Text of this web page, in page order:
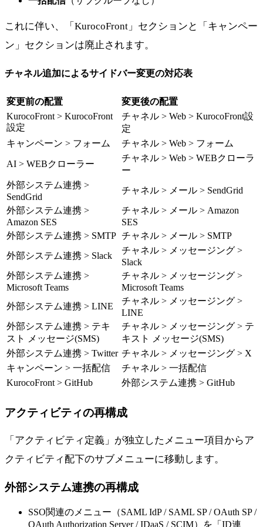
これに伴い、「KurocoFront」セクションと「キャンペー
ン」セクションは廃止されます。
チャネル追加によるサイドバー変更の対応表
変更前の配置
変更後の配置
KurocoFront > KurocoFront
設定
チャネル > Web > KurocoFront設
定
キャンペーン > フォーム
チャネル > Web > フォーム
AI > WEBクローラー
チャネル > Web > WEBクローラ
ー
外部システム連携 >
SendGrid
チャネル > メール > SendGrid
外部システム連携 >
Amazon SES
チャネル > メール > Amazon
SES
外部システム連携 > SMTP チャネル > メール > SMTP
外部システム連携 > Slack
チャネル > メッセージング >
Slack
外部システム連携 >
Microsoft Teams
チャネル > メッセージング >
Microsoft Teams
外部システム連携 > LINE
チャネル > メッセージング >
LINE
外部システム連携 > テキ
スト メッセージ(SMS)
チャネル > メッセージング > テ
キスト メッセージ(SMS)
外部システム連携 > Twitter チャネル > メッセージング > X
キャンペーン > 一括配信
チャネル > 一括配信
KurocoFront > GitHub
外部システム連携 > GitHub
アクティビティの再構成
「アクティビティ定義」が独立したメニュー項目からア
クティビティ配下のサブメニューに移動します。
外部システム連携の再構成
SSO関連のメニュー（SAML IdP / SAML SP / OAuth SP /
OAuth Authorization Server / IDaaS / SCIM）を「ID連